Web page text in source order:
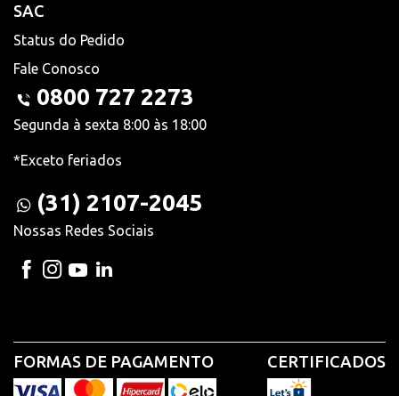
SAC
Status do Pedido
Fale Conosco
0800 727 2273
Segunda à sexta 8:00 às 18:00
*Exceto feriados
(31) 2107-2045
Nossas Redes Sociais
FORMAS DE PAGAMENTO CERTIFICADOS